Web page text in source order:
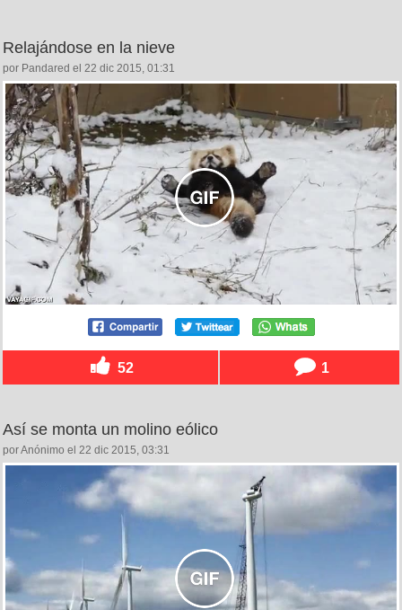
Relajándose en la nieve
por Pandared el 22 dic 2015, 01:31
52 1
Así se monta un molino eólico
por Anónimo el 22 dic 2015, 03:31